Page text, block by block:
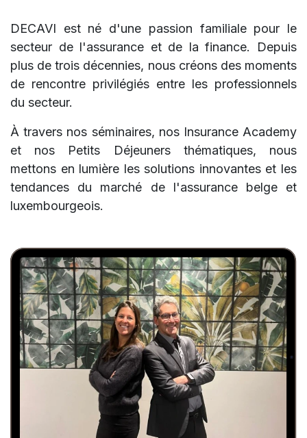
DECAVI est né d'une passion familiale pour le
secteur de l'assurance et de la finance. Depuis
plus de trois décennies, nous créons des moments
de rencontre privilégiés entre les professionnels
du secteur.
À travers nos séminaires, nos Insurance Academy
et nos Petits Déjeuners thématiques, nous
mettons en lumière les solutions innovantes et les
tendances du marché de l'assurance belge et
luxembourgeois.